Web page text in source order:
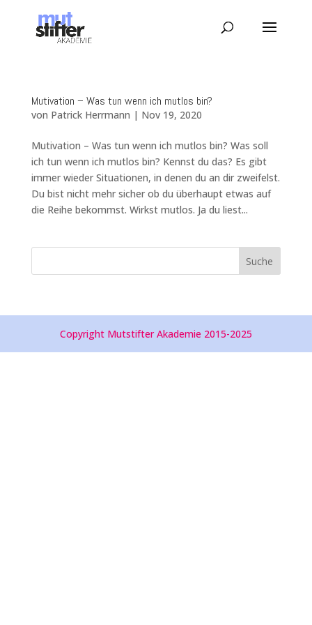
Mutivation – Was tun wenn ich mutlos bin?
von Patrick Herrmann | Nov 19, 2020
Mutivation – Was tun wenn ich mutlos bin? Was soll
ich tun wenn ich mutlos bin? Kennst du das? Es gibt
immer wieder Situationen, in denen du an dir zweifelst.
Du bist nicht mehr sicher ob du überhaupt etwas auf
die Reihe bekommst. Wirkst mutlos. Ja du liest...
Copyright Mutstifter Akademie 2015-2025